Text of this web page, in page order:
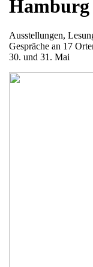
Hamburg
Ausstellungen,
Gespräche an 17
30. und 31. Mai